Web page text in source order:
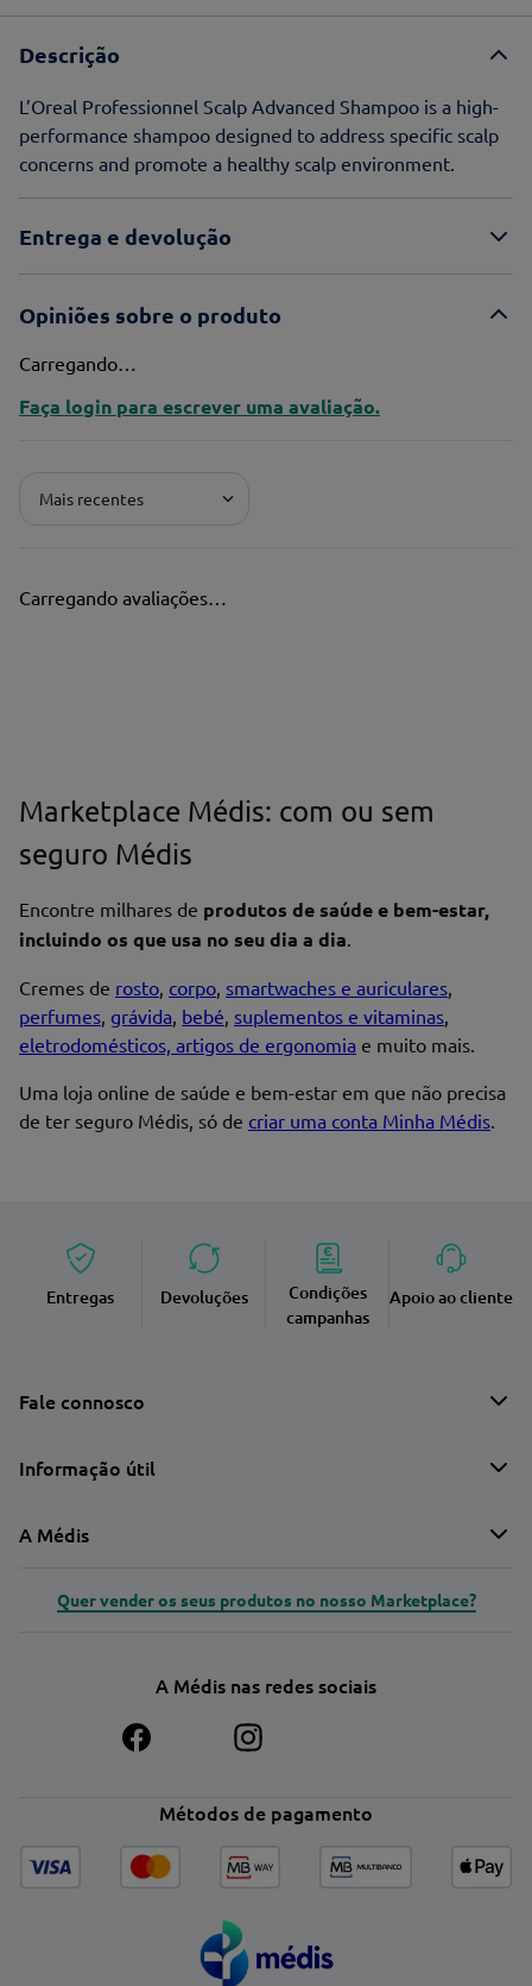
Descrição
L’Oreal Professionnel Scalp Advanced Shampoo is a high-
performance shampoo designed to address specific scalp
concerns and promote a healthy scalp environment.
Entrega e devolução
Opiniões sobre o produto
Carregando…
Faça login para escrever uma avaliação.
Mais recentes
Carregando avaliações…
Marketplace Médis: com ou sem
seguro Médis
Encontre milhares de produtos de saúde e bem-estar,
incluindo os que usa no seu dia a dia.
Cremes de rosto, corpo, smartwaches e auriculares,
perfumes, grávida, bebé, suplementos e vitaminas,
eletrodomésticos, artigos de ergonomia e muito mais.
Uma loja online de saúde e bem-estar em que não precisa
de ter seguro Médis, só de criar uma conta Minha Médis.
Entregas Devoluções
Condições
campanhas
Apoio ao cliente
Fale connosco
Informação útil
A Médis
Quer vender os seus produtos no nosso Marketplace?
A Médis nas redes sociais
Métodos de pagamento